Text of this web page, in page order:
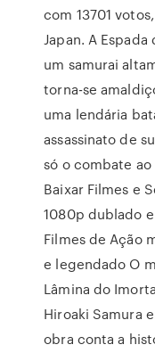
com 13701
Japan. A
um samurai
torna-se
uma lendária
assassinato de
só o combate
Baixar Filmes e
1080p dublado
Filmes de Ação
e legendado O
Lâmina do
Hiroaki Samura
obra conta a